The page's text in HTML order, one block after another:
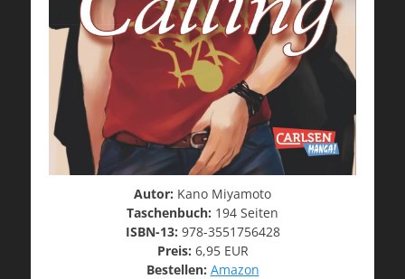
Autor: Kano Miyamoto
Taschenbuch: 194 Seiten
ISBN-13: 978-3551756428
Preis: 6,95 EUR
Bestellen: Amazon